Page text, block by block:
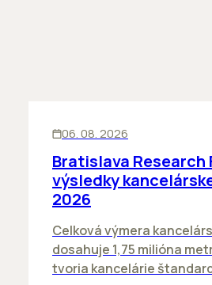
06. 08. 2026
Bratislava
výsledky
2026
Celková výmera
dosahuje 1,75 milióna
tvoria kancelárie